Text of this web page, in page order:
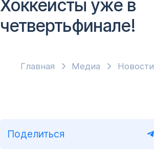
Главная Медиа Новости
Хоккеисты уже в
четвертьфинале!
Поделиться